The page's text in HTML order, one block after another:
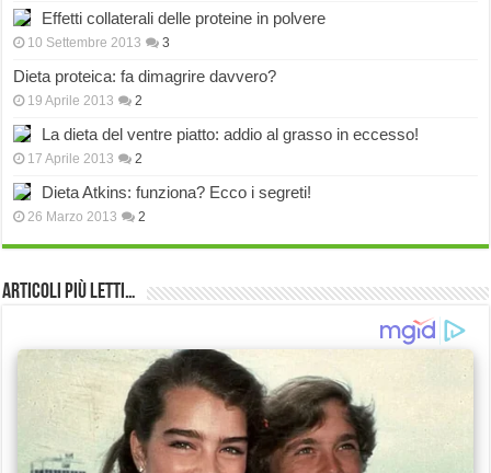
Effetti collaterali delle proteine in polvere
10 Settembre 2013 3
Dieta proteica: fa dimagrire davvero?
19 Aprile 2013 2
La dieta del ventre piatto: addio al grasso in eccesso!
17 Aprile 2013 2
Dieta Atkins: funziona? Ecco i segreti!
26 Marzo 2013 2
Articoli più Letti…